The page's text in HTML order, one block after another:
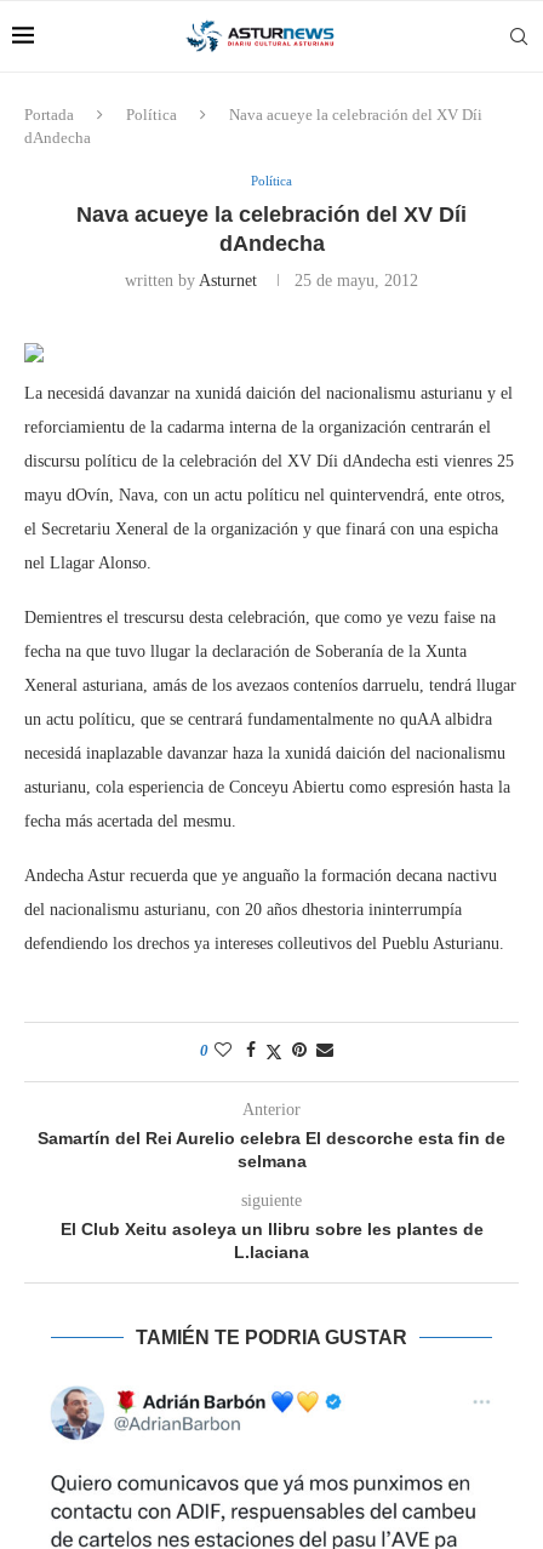
Portada Política
Nava acueye la celebración del XV Díi
dAndecha
Política
Nava acueye la celebración del XV Díi
dAndecha
written by Asturnet 25 de mayu, 2012
La necesidá davanzar na xunidá daición del nacionalismu asturianu y el
reforciamientu de la cadarma interna de la organización centrarán el
discursu políticu de la celebración del XV Díi dAndecha esti vienres 25
mayu dOvín, Nava, con un actu políticu nel quintervendrá, ente otros,
el Secretariu Xeneral de la organización y que finará con una espicha
nel Llagar Alonso.
Demientres el trescursu desta celebración, que como ye vezu faise na
fecha na que tuvo llugar la declaración de Soberanía de la Xunta
Xeneral asturiana, amás de los avezaos conteníos darruelu, tendrá llugar
un actu políticu, que se centrará fundamentalmente no quAA albidra
necesidá inaplazable davanzar haza la xunidá daición del nacionalismu
asturianu, cola esperiencia de Conceyu Abiertu como espresión hasta la
fecha más acertada del mesmu.
Andecha Astur recuerda que ye anguaño la formación decana nactivu
del nacionalismu asturianu, con 20 años dhestoria ininterrumpía
defendiendo los drechos ya intereses colleutivos del Pueblu Asturianu.
0
Anterior
Samartín del Rei Aurelio celebra El descorche esta fin de
selmana
siguiente
El Club Xeitu asoleya un llibru sobre les plantes de
L.laciana
TAMIÉN TE PODRIA GUSTAR